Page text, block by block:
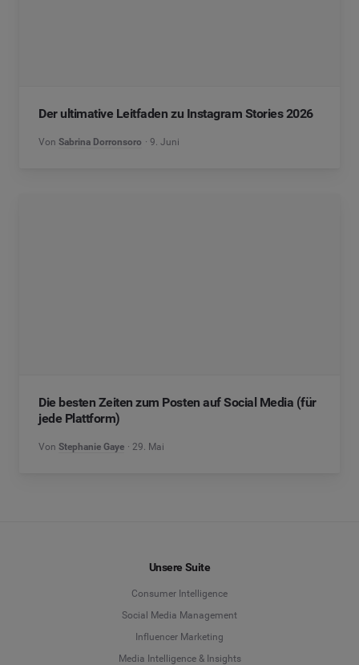
Der ultimative Leitfaden zu Instagram Stories 2026
Von Sabrina Dorronsoro 9. Juni
Die besten Zeiten zum Posten auf Social Media (für
jede Plattform)
Von Stephanie Gaye 29. Mai
Unsere Suite
Consumer Intelligence
Social Media Management
Influencer Marketing
Media Intelligence & Insights